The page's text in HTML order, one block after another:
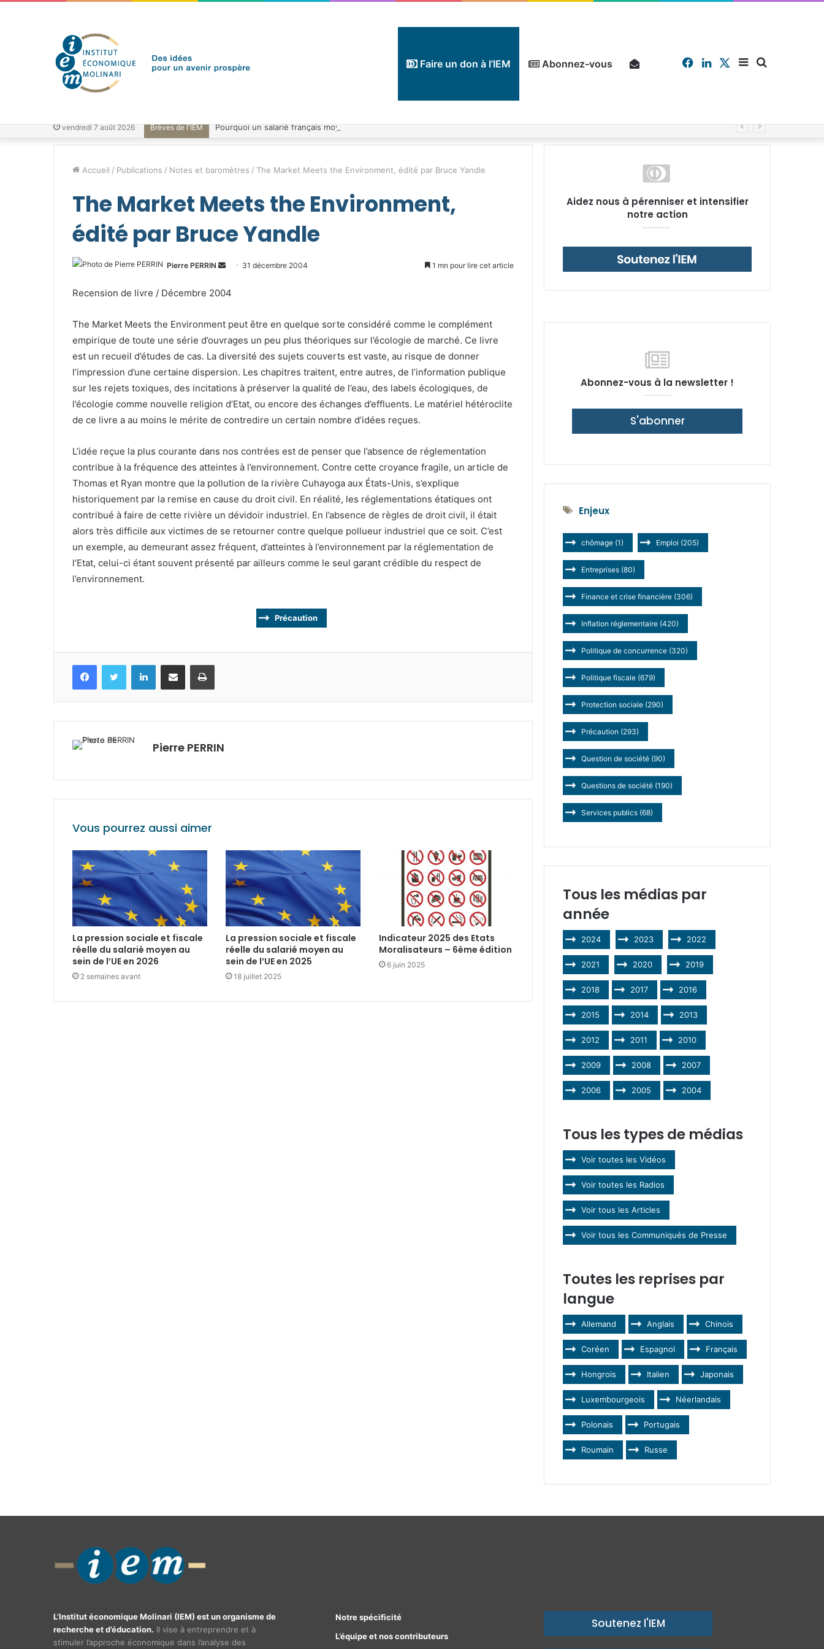
Faire un don à l’IEM Abonnez-vous Sidebar
X
Linkedin
Facebook
vendredi 7 août 2026 Brèves de l'IEM Pourquoi un salarié français moyen travaille 202 jours par an pour financer impôts et cotisations, un record dans toute l’Union européenne
Accueil / Publications / Notes et baromètres / The Market Meets the Environment, édité par Bruce Yandle
The Market Meets the Environment,
édité par Bruce Yandle
Pierre PERRIN
Envoyer
courriel
31 décembre 2004 1 mn pour lire cet article
Recension de livre / Décembre 2004
The Market Meets the Environment peut être en quelque sorte considéré comme le complément
empirique de toute une série d’ouvrages un peu plus théoriques sur l’écologie de marché. Ce livre
est un recueil d’études de cas. La diversité des sujets couverts est vaste, au risque de donner
l’impression d’une certaine dispersion. Les chapitres traitent, entre autres, de l’information publique
sur les rejets toxiques, des incitations à préserver la qualité de l’eau, des labels écologiques, de
l’écologie comme nouvelle religion d’Etat, ou encore des échanges d’effluents. Le matériel hétéroclite
de ce livre a au moins le mérite de contredire un certain nombre d’idées reçues.
L’idée reçue la plus courante dans nos contrées est de penser que l’absence de réglementation
contribue à la fréquence des atteintes à l’environnement. Contre cette croyance fragile, un article de
Thomas et Ryan montre que la pollution de la rivière Cuhayoga aux États-Unis, s’explique
historiquement par la remise en cause du droit civil. En réalité, les réglementations étatiques ont
contribué à faire de cette rivière un dévidoir industriel. En l’absence de règles de droit civil, il était
alors très difficile aux victimes de se retourner contre quelque pollueur industriel que ce soit. C’est
un exemple, au demeurant assez fréquent, d’atteintes à l’environnement par la réglementation de
l’Etat, celui-ci étant souvent présenté par ailleurs comme le seul garant crédible du respect de
l’environnement.
Précaution
FacebookTwitter LinkedinPartagez par mail Imprimez
Pierre PERRIN
Vous pourrez aussi aimer
La pression sociale et fiscale
réelle du salarié moyen au
sein de l’UE en 2026
2 semaines avant
La pression sociale et fiscale
réelle du salarié moyen au
sein de l’UE en 2025
18 juillet 2025
Indicateur 2025 des Etats
Moralisateurs – 6ème édition
6 juin 2025
Aidez nous à pérenniser et intensifier
notre action
Abonnez-vous à la newsletter !
S'abonner
Enjeux
chômage (1) Emploi (205)
Entreprises (80)
Finance et crise financière (306)
Inflation réglementaire (420)
Politique de concurrence (320)
Politique fiscale (679)
Protection sociale (290)
Précaution (293)
Question de société (90)
Questions de société (190)
Services publics (68)
Tous les médias par
année
2024 2023 2022
2021 2020 2019
2018 2017 2016
2015 2014 2013
2012 2011 2010
2009 2008 2007
2006 2005 2004
Tous les types de médias
Voir toutes les Vidéos
Voir toutes les Radios
Voir tous les Articles
Voir tous les Communiqués de Presse
Toutes les reprises par
langue
Allemand Anglais Chinois
Coréen Espagnol Français
Hongrois Italien Japonais
Luxembourgeois Néerlandais
Polonais Portugais
Roumain Russe
L’Institut économique Molinari (IEM) est un organisme de
recherche et d’éducation. Il vise à entreprendre et à
stimuler l’approche économique dans l’analyse des
Notre spécificité
L’équipe et nos contributeurs
Soutenez l'IEM